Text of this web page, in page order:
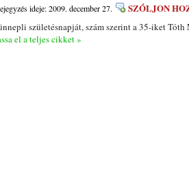
ideje: 2009. december 27. SZÓLJON
születésnapját, szám szerint a 35-iket
el a teljes cikket »